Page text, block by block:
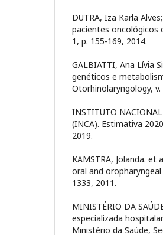
DUTRA, Iza Karla
pacientes oncológicos
1, p. 155-169, 2014.
GALBIATTI, Ana Lívia
genéticos e
Otorhinolaryngology, v.
INSTITUTO NACIONAL
(INCA). Estimativa
2019.
KAMSTRA, Jolanda.
oral and oropharyngeal
1333, 2011.
MINISTÉRIO DA
especializada
Ministério da Saúde,